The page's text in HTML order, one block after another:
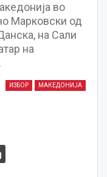
во
Марковски од
на Сали
на
ИЗБОР МАКЕДОНИЈА